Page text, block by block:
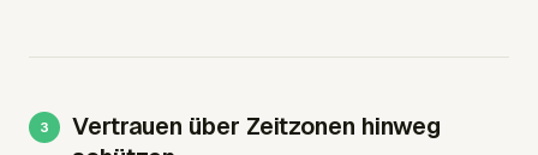
Vertrauen über Zeitzonen hinweg